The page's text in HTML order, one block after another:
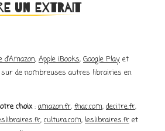
un extrait
d’Amazon, Apple iBooks, Google Play et
de nombreuses autres librairies en
choix: amazon.fr, fnac.com, decitre.fr,
, cultura.com, leslibraires.fr et